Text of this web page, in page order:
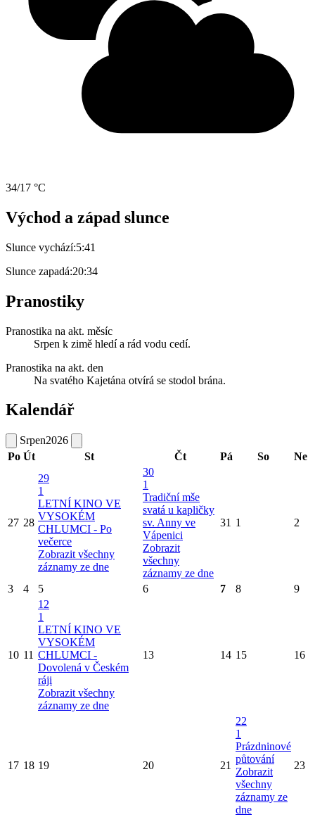
34/17 °C
Východ a západ slunce
Slunce vychází:5:41
Slunce zapadá:20:34
Pranostiky
Pranostika na akt. měsíc
Srpen k zimě hledí a rád vodu cedí.
Pranostika na akt. den
Na svatého Kajetána otvírá se stodol brána.
Kalendář
Srpen2026
Po Út St Čt Pá So Ne
27 28
29
1
LETNÍ KINO VE
VYSOKÉM
CHLUMCI - Po
večerce
Zobrazit všechny
záznamy ze dne
30
1
Tradiční mše
svatá u kapličky
sv. Anny ve
Vápenici
Zobrazit
všechny
záznamy ze dne
31 1 2
3 4 5 6 7 8 9
10 11
12
1
LETNÍ KINO VE
VYSOKÉM
CHLUMCI -
Dovolená v Českém
ráji
Zobrazit všechny
záznamy ze dne
13 14 15 16
17 18 19 20 21
22
1
Prázdninové
půtování
Zobrazit
všechny
záznamy ze
dne
23